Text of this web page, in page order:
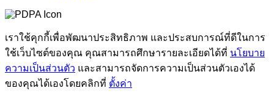
เราใช้คุกกี้เพื่อพัฒนาประสิทธิภาพ และประสบการณ์ที่ดีในการ
ใช้เว็บไซต์ของคุณ คุณสามารถศึกษารายละเอียดได้ที่ นโยบาย
ความเป็นส่วนตัว และสามารถจัดการความเป็นส่วนตัวเองได้
ของคุณได้เองโดยคลิกที่ ตั้งค่า